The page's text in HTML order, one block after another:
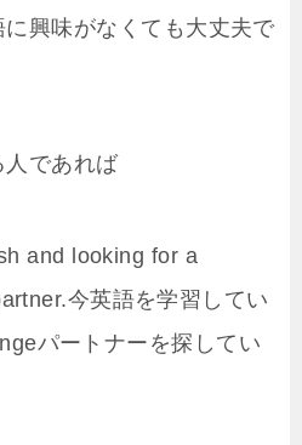
興味がなくても大丈夫で
人であれば
and looking for a
今英語を学習してい
パートナーを探してい